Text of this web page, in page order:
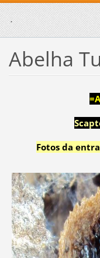
.
Abelha
Fotos da